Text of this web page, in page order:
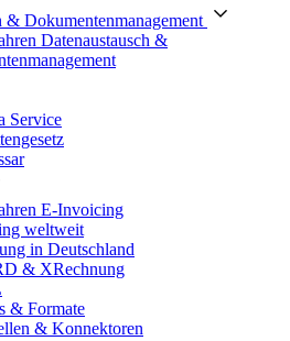
& Dokumentenmanagement
Datenaustausch &
Service
E-Invoicing
weltweit
in Deutschland
& XRechnung
& Formate
& Konnektoren